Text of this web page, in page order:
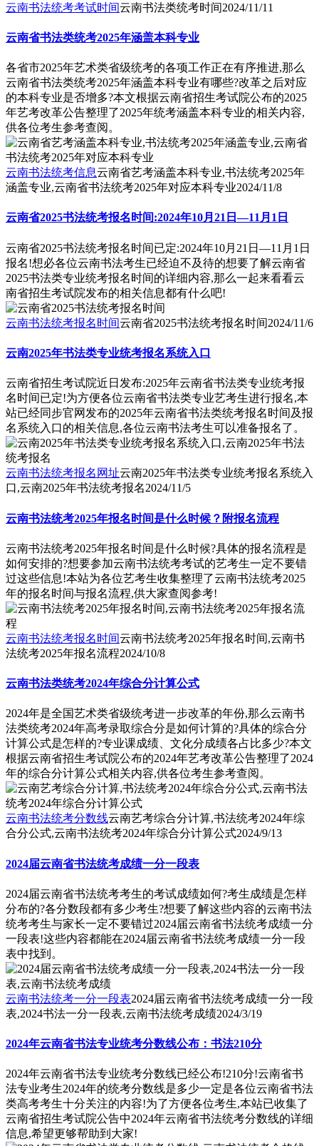
云南书法统考考试时间云南书法类统考时间2024/11/11
云南省书法类统考2025年涵盖本科专业
各省市2025年艺术类省级统考的各项工作正在有序推进,那么
云南省书法类统考2025年涵盖本科专业有哪些?改革之后对应
的本科专业是否增多?本文根据云南省招生考试院公布的2025
年艺考改革公告整理了2025年统考涵盖本科专业的相关内容,
供各位考生参考查阅。
云南书法统考信息云南省艺考涵盖本科专业,书法统考2025年
涵盖专业,云南省书法统考2025年对应本科专业2024/11/8
云南省2025书法统考报名时间:2024年10月21日—11月1日
云南省2025书法统考报名时间已定:2024年10月21日—11月1日
报名!想必各位云南书法考生已经迫不及待的想要了解云南省
2025书法类专业统考报名时间的详细内容,那么一起来看看云
南省招生考试院发布的相关信息都有什么吧!
云南书法统考报名时间云南省2025书法统考报名时间2024/11/6
云南2025年书法类专业统考报名系统入口
云南省招生考试院近日发布:2025年云南省书法类专业统考报
名时间已定!为方便各位云南省书法类专业艺考生进行报名,本
站已经同步官网发布的2025年云南省书法类统考报名时间及报
名系统入口的相关信息,各位云南书法考生可以准备报名了。
云南书法统考报名网址云南2025年书法类专业统考报名系统入
口,云南2025年书法统考报名2024/11/5
云南书法统考2025年报名时间是什么时候？附报名流程
云南书法统考2025年报名时间是什么时候?具体的报名流程是
如何安排的?想要参加云南书法统考考试的艺考生一定不要错
过这些信息!本站为各位艺考生收集整理了云南书法统考2025
年的报名时间与报名流程,供大家查阅参考!
云南书法统考报名时间云南书法统考2025年报名时间,云南书
法统考2025年报名流程2024/10/8
云南书法类统考2024年综合分计算公式
2024年是全国艺术类省级统考进一步改革的年份,那么云南书
法类统考2024年高考录取综合分是如何计算的?具体的综合分
计算公式是怎样的?专业课成绩、文化分成绩各占比多少?本文
根据云南省招生考试院公布的2024年艺考改革公告整理了2024
年的综合分计算公式相关内容,供各位考生参考查阅。
云南书法统考分数线云南艺考综合分计算,书法统考2024年综
合分公式,云南书法统考2024年综合分计算公式2024/9/13
2024届云南省书法统考成绩一分一段表
2024届云南省书法统考考生的考试成绩如何?考生成绩是怎样
分布的?各分数段都有多少考生?想要了解这些内容的云南书法
统考考生与家长一定不要错过2024届云南省书法统考成绩一分
一段表!这些内容都能在2024届云南省书法统考成绩一分一段
表中找到。
云南书法统考一分一段表2024届云南省书法统考成绩一分一段
表,2024书法一分一段表,云南书法统考成绩2024/3/19
2024年云南省书法专业统考分数线公布：书法210分
2024年云南省书法专业统考分数线已经公布!210分!云南省书
法专业考生2024年的统考分数线是多少一定是各位云南省书法
类高考考生十分关注的内容!为了方便各位考生,本站已收集了
云南省招生考试院公告中2024年云南省书法统考分数线的详细
信息,希望更够帮助到大家!